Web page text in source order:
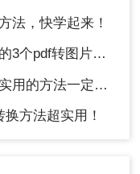
法，快学起来！
pdf转图片方法
法一定要试试！
方法超实用！